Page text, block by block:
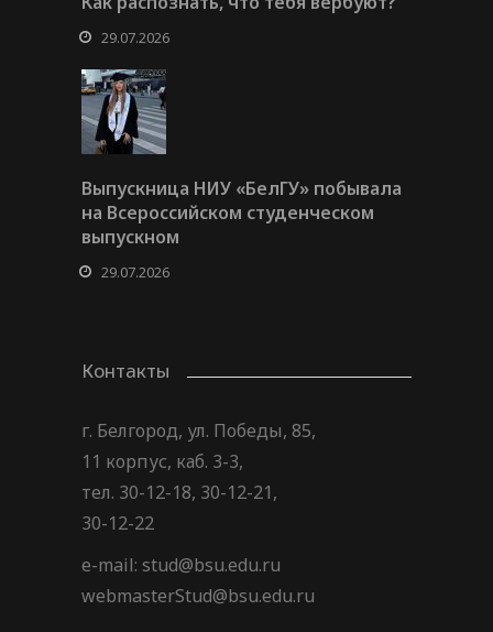
29.07.2026
Выпускница НИУ «БелГУ» побывала
на Всероссийском студенческом
выпускном
29.07.2026
Контакты
г. Белгород, ул. Победы, 85,
11 корпус, каб. 3-3,
тел. 30-12-18, 30-12-21,
30-12-22
e-mail: stud@bsu.edu.ru
webmasterStud@bsu.edu.ru